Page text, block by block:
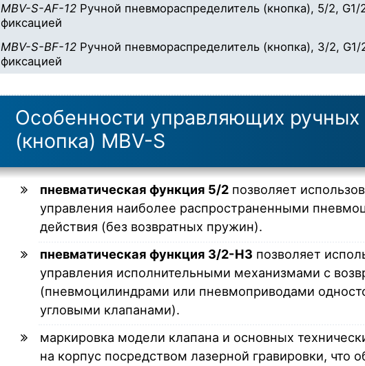
MBV-S-AF-12 Ручной пневмораспределитель (кнопка), 5/2,
фиксацией
MBV-S-BF-12 Ручной пневмораспределитель (кнопка), 3/2,
фиксацией
Особенности управляющих ручных
(кнопка) MBV-S
пневматическая функция 5/2позволяет
управления наиболее распространенными
действия (без возвратных пружин).
пневматическая функция 3/2-НЗ позволяет
управления исполнительными механизмами с
(пневмоцилиндрами или пневмоприводами
угловыми клапанами).
маркировка модели клапана и основных
на корпус посредством лазерной гравировки, что